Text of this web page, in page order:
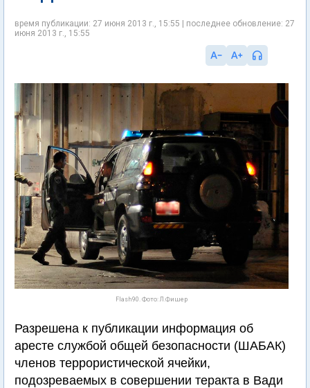
время публикации: 27 июня 2013 г., 15:55 | последнее обновление: 27
июня 2013 г., 15:55
Flash90. Фото: Л.Фишер
Разрешена к публикации информация об
аресте службой общей безопасности (ШАБАК)
членов террористической ячейки,
подозреваемых в совершении теракта в Вади